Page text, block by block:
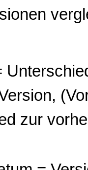
zur